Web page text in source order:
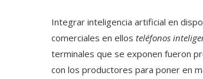
Integrar inteligencia artificial en
comerciales en ellos teléfonos
terminales que se exponen fueron
con los productores para poner en